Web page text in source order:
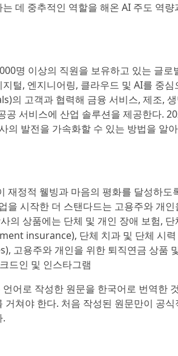
데 중추적인 역할을 해온 AI 주도 역
명 이상의 직원을 보유하고 있는 글
털, 엔지니어링, 클라우드 및 AI를 중
의 고객과 협력해 금융 서비스, 제조,
공 서비스에 산업 솔루션을 제공한다.
의 발전을 가속화할 수 있는 방법을 알
재정적 웰빙과 마음의 평화를 달성하
시작한 더 스탠다드는 고용주와 개
의 상품에는 단체 및 개인 장애 보험,
insurance), 단체 치과 및 단체 시력
고용주와 개인을 위한 퇴직연금 상품
드인 및 인스타그램
어로 작성한 원문을 한국어로 번역한
쳐야 한다. 처음 작성된 원문만이 공
.